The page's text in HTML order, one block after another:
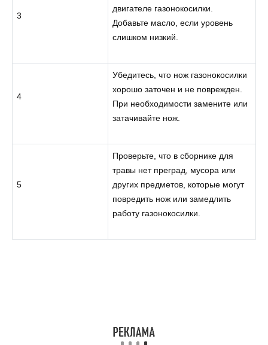
3
двигателе газонокосилки.
Добавьте масло, если уровень
слишком низкий.
4
Убедитесь, что нож газонокосилки
хорошо заточен и не поврежден.
При необходимости замените или
затачивайте нож.
5
Проверьте, что в сборнике для
травы нет преград, мусора или
других предметов, которые могут
повредить нож или замедлить
работу газонокосилки.